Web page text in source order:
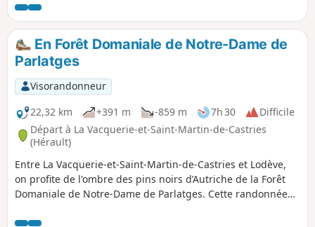
de suivre le balisage Jaune en passant
par le sentier botanique puis l'ancienne
route du sel qui permet d'atteindre les
contreforts du Larzac. Cette balade offre
une vue imprenable sur le Cirque du
Bout du Monde avant de revenir à notre
point de départ par le Camin Farrat.
En Forêt Domaniale de Notre-Dame de
Parlatges
Visorandonneur
22,32 km
+391 m -859 m 7h 30
Difficile
Départ à La Vacquerie-et-Saint-Martin-de-Castries
(Hérault)
Entre La Vacquerie-et-Saint-Martin-de-Castries et Lodève,
on profite de l'ombre des pins noirs d’Autriche de la Forêt
Domaniale de Notre-Dame de Parlatges. Cette randonnée
le Sud du Causse du Larzac, en particulier le Cirque du Bout